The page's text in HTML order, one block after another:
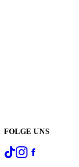
FOLGE UNS